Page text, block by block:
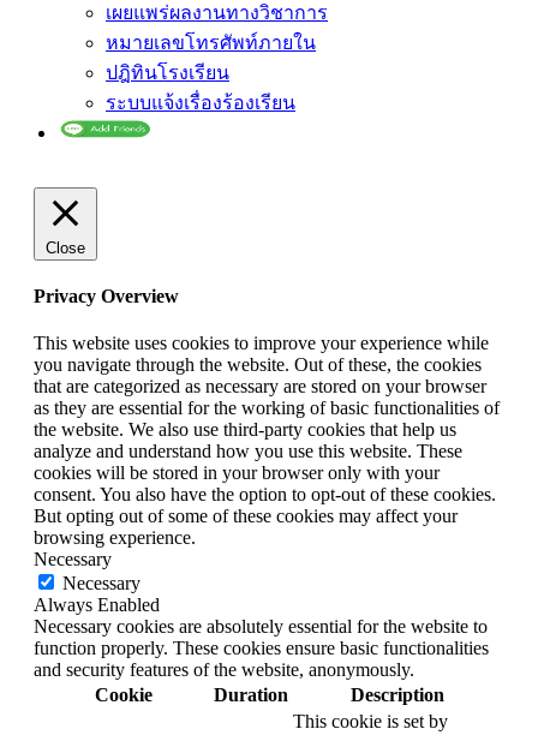
เผยแพร่ผลงานทางวิชาการ
หมายเลขโทรศัพท์ภายใน
ปฎิทินโรงเรียน
ระบบแจ้งเรื่องร้องเรียน
Close
Privacy Overview
This website uses cookies to improve your experience while
you navigate through the website. Out of these, the cookies
that are categorized as necessary are stored on your browser
as they are essential for the working of basic functionalities of
the website. We also use third-party cookies that help us
analyze and understand how you use this website. These
cookies will be stored in your browser only with your
consent. You also have the option to opt-out of these cookies.
But opting out of some of these cookies may affect your
browsing experience.
Necessary
Necessary
Always Enabled
Necessary cookies are absolutely essential for the website to
function properly. These cookies ensure basic functionalities
and security features of the website, anonymously.
Cookie
Duration Description
This cookie is set by